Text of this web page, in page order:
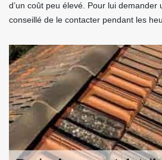
d’un coût peu élevé. Pour lui demander
conseillé de le contacter pendant les